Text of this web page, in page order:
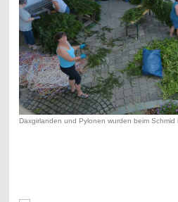
Daxgirlanden und Pylonen wurden beim